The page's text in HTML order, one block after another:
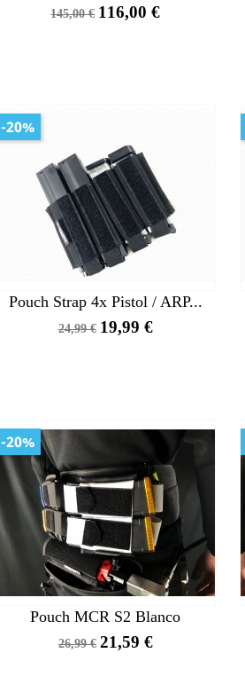
Precio
145,00 € Precio
116,00 €
Pouch Strap 4x Pistol / ARP...
Precio
24,99 € Precio
19,99 €
-20%
Pouch MCR S2 Blanco
Precio
26,99 € Precio
21,59 €
-20%